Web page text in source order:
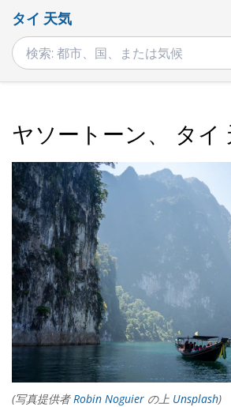
タイ 天気
ヤソートーン、 タイ
(写真提供者 Robin Noguier の上 Unsplash)